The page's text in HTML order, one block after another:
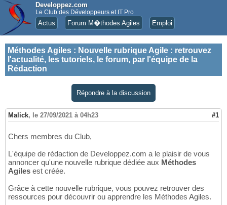
Developpez.com
Le Club des Développeurs et IT Pro
Actus Forum M�thodes Agiles Emploi
Méthodes Agiles : Nouvelle rubrique Agile : retrouvez
l'actualité, les tutoriels, le forum, par l'équipe de la
Rédaction
Répondre à la discussion
Malick, le 27/09/2021 à 04h23 #1
Chers membres du Club,
L'équipe de rédaction de Developpez.com a le plaisir de vous
annoncer qu'une nouvelle rubrique dédiée aux Méthodes
Agiles est créée.
Grâce à cette nouvelle rubrique, vous pouvez retrouver des
ressources pour découvrir ou apprendre les Méthodes Agiles.